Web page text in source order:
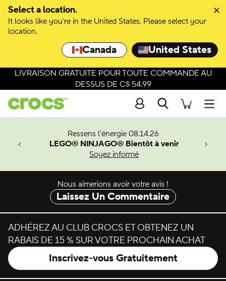
Select a location.
It looks like you're in the United States. Please select your
location.
Canada United States
Passer à la sélection de couleurs
Passer aux détails du produit
LIVRAISON GRATUITE POUR TOUTE COMMANDE AU
DESSUS DE C$ 54.99
Recherche
Ressens l’énergie 08.14.26
LEGO® NINJAGO® Bientôt à venir
Soyez informé
Man.
Nous aimerions avoir votre avis !
Laissez Un Commentaire
ADHÉREZ AU CLUB CROCS ET OBTENEZ UN
RABAIS DE 15 % SUR VOTRE PROCHAIN ACHAT
Inscrivez-vous Gratuitement